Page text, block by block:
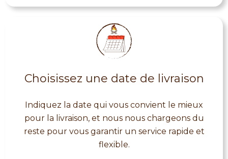
Choisissez une date de livraison
Indiquez la date qui vous convient le mieux
pour la livraison, et nous nous chargeons du
reste pour vous garantir un service rapide et
flexible.